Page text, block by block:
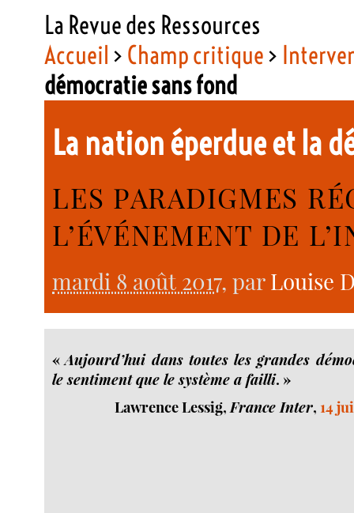
La Revue des Ressources
Accueil > Champ critique>
démocratie sans fond
La nation éperdue et la
LES PARADIGMES
L’ÉVÉNEMENT DE
mardi 8 août 2017, parLouise
«Aujourd’hui dans toutes les grandes
le sentiment que le système a failli. »
Lawrence Lessig, France Inter,14